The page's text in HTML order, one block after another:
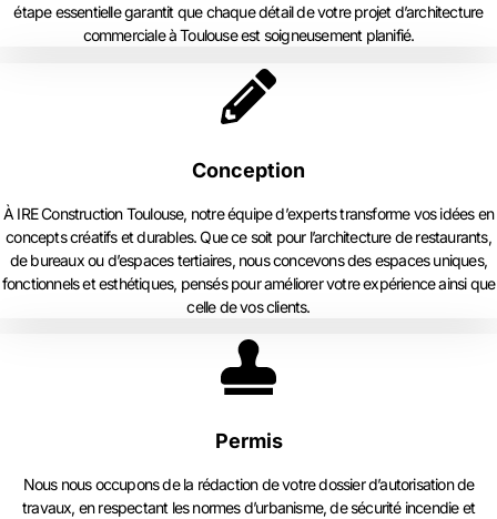
étape essentielle garantit que chaque détail de votre projet d’architecture
commerciale à Toulouse est soigneusement planifié.
Conception
À IRE Construction Toulouse, notre équipe d’experts transforme vos idées en
concepts créatifs et durables. Que ce soit pour l’architecture de restaurants,
de bureaux ou d’espaces tertiaires, nous concevons des espaces uniques,
fonctionnels et esthétiques, pensés pour améliorer votre expérience ainsi que
celle de vos clients.
Permis
Nous nous occupons de la rédaction de votre dossier d’autorisation de
travaux, en respectant les normes d’urbanisme, de sécurité incendie et